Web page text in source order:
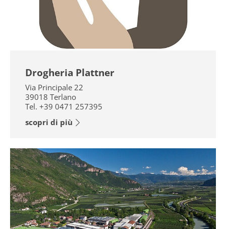
Drogheria Plattner
Via Principale 22
39018 Terlano
Tel. +39 0471 257395
scopri di più